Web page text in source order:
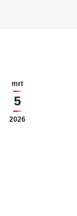
mrt
5
2026